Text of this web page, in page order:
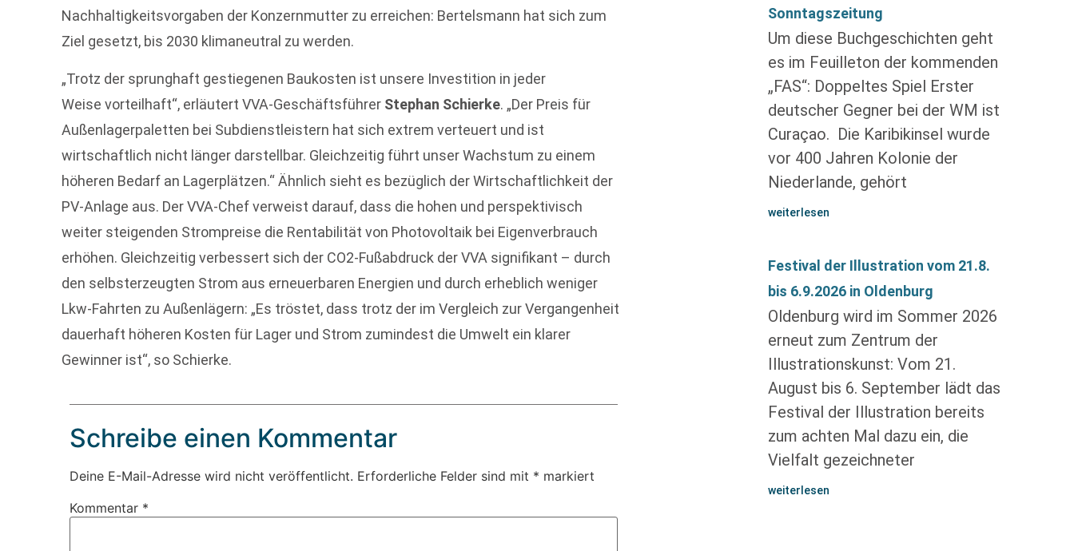
Nachhaltigkeitsvorgaben der Konzernmutter zu erreichen: Bertelsmann hat sich zum
Ziel gesetzt, bis 2030 klimaneutral zu werden.
„Trotz der sprunghaft gestiegenen Baukosten ist unsere Investition in jeder
Weise vorteilhaft“, erläutert VVA-Geschäftsführer Stephan Schierke. „Der Preis für
Außenlagerpaletten bei Subdienstleistern hat sich extrem verteuert und ist
wirtschaftlich nicht länger darstellbar. Gleichzeitig führt unser Wachstum zu einem
höheren Bedarf an Lagerplätzen.“ Ähnlich sieht es bezüglich der Wirtschaftlichkeit der
PV-Anlage aus. Der VVA-Chef verweist darauf, dass die hohen und perspektivisch
weiter steigenden Strompreise die Rentabilität von Photovoltaik bei Eigenverbrauch
erhöhen. Gleichzeitig verbessert sich der CO2-Fußabdruck der VVA signifikant – durch
den selbsterzeugten Strom aus erneuerbaren Energien und durch erheblich weniger
Lkw-Fahrten zu Außenlägern: „Es tröstet, dass trotz der im Vergleich zur Vergangenheit
dauerhaft höheren Kosten für Lager und Strom zumindest die Umwelt ein klarer
Gewinner ist“, so Schierke.
Schreibe einen Kommentar
Deine E-Mail-Adresse wird nicht veröffentlicht. Erforderliche Felder sind mit * markiert
Kommentar *
Sonntagszeitung
Um diese Buchgeschichten geht
es im Feuilleton der kommenden
„FAS“: Doppeltes Spiel Erster
deutscher Gegner bei der WM ist
Curaçao. Die Karibik­insel wurde
vor 400 Jahren Kolonie der
Niederlande, gehört
weiterlesen
Festival der Illustration vom 21.8.
bis 6.9.2026 in Oldenburg
Oldenburg wird im Sommer 2026
erneut zum Zentrum der
Illustrationskunst: Vom 21.
August bis 6. September lädt das
Festival der Illustration bereits
zum achten Mal dazu ein, die
Vielfalt gezeichneter
weiterlesen